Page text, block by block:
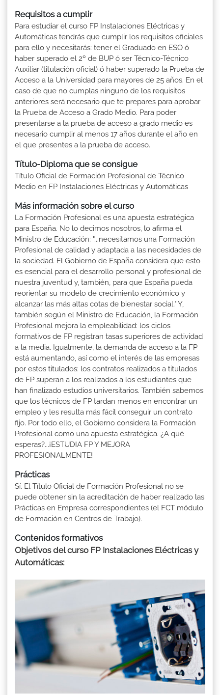
Requisitos a cumplir
Para estudiar el curso FP Instalaciones Eléctricas y
Automáticas tendrás que cumplir los requisitos oficiales
para ello y necesitarás: tener el Graduado en ESO ó
haber superado el 2º de BUP ó ser Técnico-Técnico
Auxiliar (titulación oficial) ó haber superado la Prueba de
Acceso a la Universidad para mayores de 25 años. En el
caso de que no cumplas ninguno de los requisitos
anteriores será necesario que te prepares para aprobar
la Prueba de Acceso a Grado Medio. Para poder
presentarse a la prueba de acceso a grado medio es
necesario cumplir al menos 17 años durante el año en
el que presentes a la prueba de acceso.
Título-Diploma que se consigue
Título Oficial de Formación Profesional de Técnico
Medio en FP Instalaciones Eléctricas y Automáticas
Más información sobre el curso
La Formación Profesional es una apuesta estratégica
para España. No lo decimos nosotros, lo afirma el
Ministro de Educación: "...necesitamos una Formación
Profesional de calidad y adaptada a las necesidades de
la sociedad. El Gobierno de España considera que esto
es esencial para el desarrollo personal y profesional de
nuestra juventud y, también, para que España pueda
reorientar su modelo de crecimiento económico y
alcanzar las más altas cotas de bienestar social." Y,
también según el Ministro de Educación, la Formación
Profesional mejora la empleabilidad: los ciclos
formativos de FP registran tasas superiores de actividad
a la media. Igualmente, la demanda de acceso a la FP
está aumentando, así como el interés de las empresas
por estos titulados: los contratos realizados a titulados
de FP superan a los realizados a los estudiantes que
han finalizado estudios universitarios. También sabemos
que los técnicos de FP tardan menos en encontrar un
empleo y les resulta más fácil conseguir un contrato
fijo. Por todo ello, el Gobierno considera la Formación
Profesional como una apuesta estratégica. ¿A qué
esperas?...¡ESTUDIA FP Y MEJORA
PROFESIONALMENTE!
Prácticas
Sí. El Título Oficial de Formación Profesional no se
puede obtener sin la acreditación de haber realizado las
Prácticas en Empresa correspondientes (el FCT módulo
de Formación en Centros de Trabajo).
Contenidos formativos
Objetivos del curso FP Instalaciones Eléctricas y
Automáticas: